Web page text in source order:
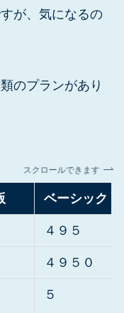
が、気になるの
のプランがあり
スクロールできます
ベーシック
４９５
４９５０
５